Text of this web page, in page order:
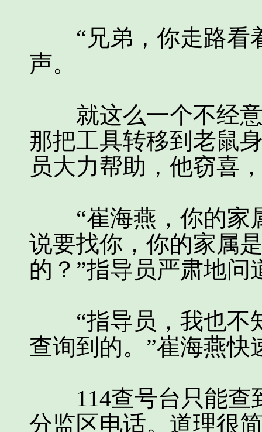
“兄弟，你走路看
声。
就这么一个不经意
那把工具转移到老鼠
员大力帮助，他窃喜
“崔海燕，你的家
说要找你，你的家属
的？”指导员严肃地问
“指导员，我也不
查询到的。”崔海燕快
114查号台只能查
分监区电话。道理很